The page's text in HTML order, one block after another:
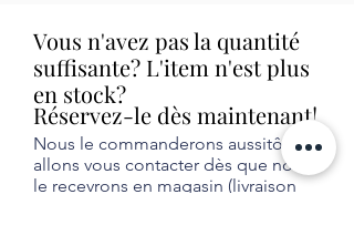
Vous n'avez pas la quantité
suffisante? L'item n'est plus
en stock?
Réservez-le dès maintenant!
Nous le commanderons aussitôt et
allons vous contacter dès que nous
le recevrons en magasin (livraison